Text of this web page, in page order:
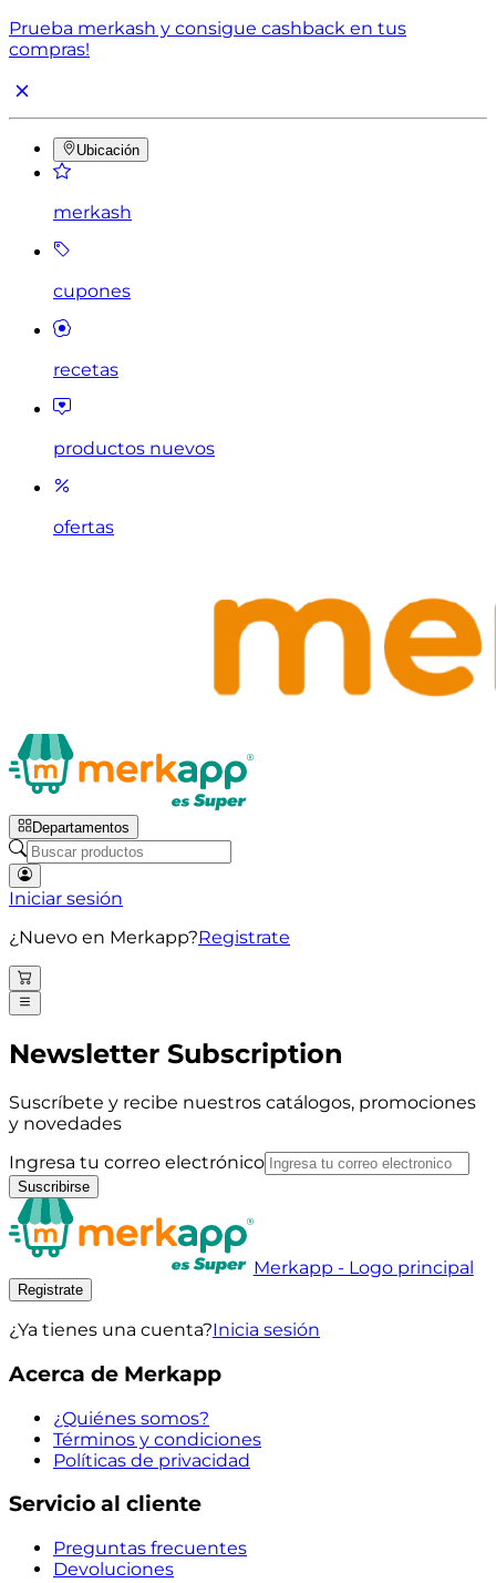
Prueba merkash y consigue cashback en tus
compras!
Ubicación
merkash
cupones
recetas
productos nuevos
ofertas
Departamentos
Iniciar sesión
¿Nuevo en Merkapp?Registrate
Newsletter Subscription
Suscríbete y recibe nuestros catálogos, promociones
y novedades
Ingresa tu correo electrónico
Suscribirse
Merkapp - Logo principal
Registrate
¿Ya tienes una cuenta?Inicia sesión
Acerca de Merkapp
¿Quiénes somos?
Términos y condiciones
Políticas de privacidad
Servicio al cliente
Preguntas frecuentes
Devoluciones